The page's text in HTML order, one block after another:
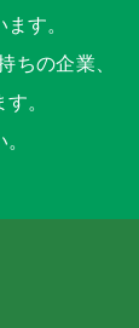
す。
の企業、
。